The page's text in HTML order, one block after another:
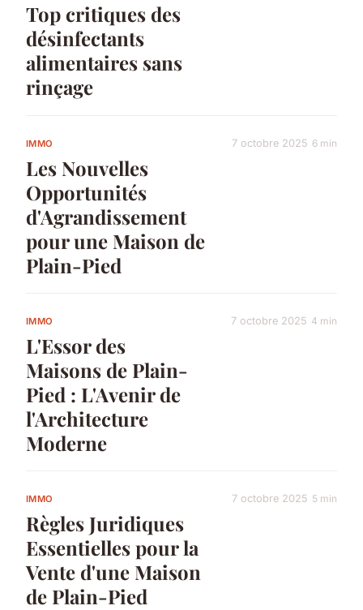
Top critiques des
désinfectants
alimentaires sans
rinçage
IMMO
Les Nouvelles
Opportunités
d'Agrandissement
pour une Maison de
Plain-Pied
7 octobre 2025 6 min
IMMO
L'Essor des
Maisons de Plain-
Pied : L'Avenir de
l'Architecture
Moderne
7 octobre 2025 4 min
IMMO
Règles Juridiques
Essentielles pour la
Vente d'une Maison
de Plain-Pied
7 octobre 2025 5 min